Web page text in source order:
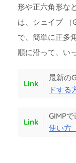
形や正六角形な
は、シェイプ （
で、簡単に正多
順に沿って、い
最新の
ドする
GIMP
使い方